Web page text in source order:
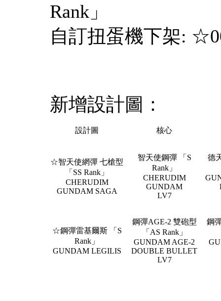
Rank」
自訂扭蛋機下架:
新增設計圖：
設計圖 核心
☆智天使網彈 七槍型
「SS Rank」
CHERUDIM
GUNDAM SAGA
智天使鋼彈 「S
Rank」
CHERUDIM
GUNDAM
LV7
德
☆鋼彈雷基爾斯 「S
Rank」
GUNDAM LEGILIS
鋼彈AGE-2 雙砲型
「AS Rank」
GUNDAM AGE-2
DOUBLE BULLET
LV7
鋼